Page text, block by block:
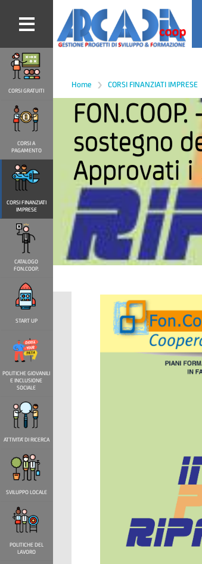
CORSI GRATUITI
CORSI A
PAGAMENTO
CORSI FINANZIATI
IMPRESE
CATALOGO
FON.COOP.
START UP
POLITICHE GIOVANILI
E INCLUSIONE
SOCIALE
ATTIVITA' DI RICERCA
SVILUPPO LOCALE
POLITICHE DEL
LAVORO
Home CORSI FINANZIATI IMPRESE
FON.COOP. - Avviso 46 del 14 luglio 2020 – Piani formativi a
sostegno
Approvati i